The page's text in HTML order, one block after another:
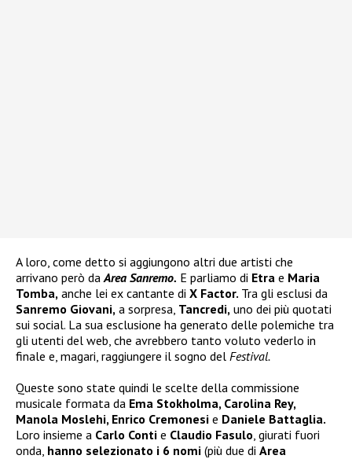
A loro, come detto si aggiungono altri due artisti che
arrivano però daArea Sanremo. E parliamo di Etra e Maria
Tomba, anche lei ex cantante di X Factor. Tra gli esclusi da
Sanremo Giovani, a sorpresa, Tancredi, uno dei più quotati
sui social. La sua esclusione ha generato delle polemiche tra
gli utenti del web, che avrebbero tanto voluto vederlo in
finale e, magari, raggiungere il sogno del Festival.
Queste sono state quindi le scelte della commissione
musicale formata da Ema Stokholma, Carolina Rey,
Manola Moslehi, Enrico Cremonesi e Daniele Battaglia.
Loro insieme a Carlo Conti e Claudio Fasulo, giurati fuori
onda, hanno selezionato i 6 nomi (più due di Area